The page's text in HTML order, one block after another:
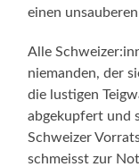
einen
Alle
niemanden, der
die lustigen
abgekupfert und
Schweizer
schmeisst zur